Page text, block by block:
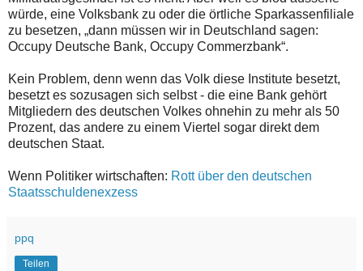
würde, eine Volksbank zu oder die örtliche Sparkassenfiliale
zu besetzen, „dann müssen wir in Deutschland sagen:
Occupy Deutsche Bank, Occupy Commerzbank“.
Kein Problem, denn wenn das Volk diese Institute besetzt,
besetzt es sozusagen sich selbst - die eine Bank gehört
Mitgliedern des deutschen Volkes ohnehin zu mehr als 50
Prozent, das andere zu einem Viertel sogar direkt dem
deutschen Staat.
Wenn Politiker wirtschaften: Rott über den deutschen
Staatsschuldenexzess
ppq
Teilen